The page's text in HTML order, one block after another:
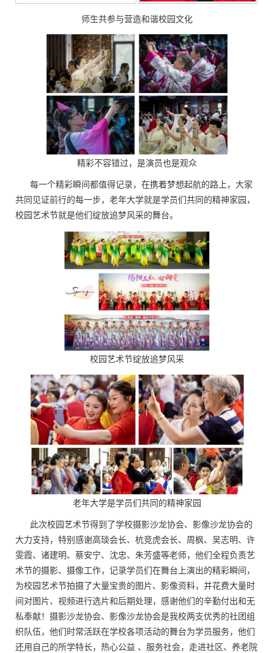
师生共参与营造和谐校园文化
精彩不容错过，是演员也是观众
每一个精彩瞬间都值得记录，在携着梦想起航的路上，大家
共同见证前行的每一步，老年大学就是学员们共同的精神家园，
校园艺术节就是他们绽放追梦风采的舞台。
校园艺术节绽放追梦风采
老年大学是学员们共同的精神家园
此次校园艺术节得到了学校摄影沙龙协会、影像沙龙协会的
大力支持，特别感谢高琰会长、杭竞虎会长、周枫、吴志明、许
雯霞、诸建明、蔡安宁、沈忠、朱芳盛等老师，他们全程负责艺
术节的摄影、摄像工作，记录学员们在舞台上演出的精彩瞬间，
为校园艺术节拍摄了大量宝贵的图片、影像资料，并花费大量时
间对图片、视频进行选片和后期处理，感谢他们的辛勤付出和无
私奉献！摄影沙龙协会、影像沙龙协会是我校两支优秀的社团组
织队伍，他们时常活跃在学校各项活动的舞台为学员服务，他们
还用自己的所学特长，热心公益 、服务社会，走进社区、养老院